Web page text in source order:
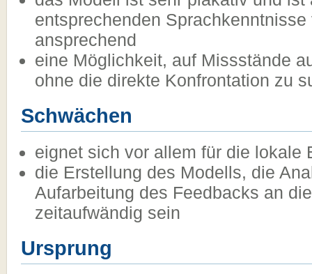
entsprechenden
ansprechend
eine Möglichkeit, auf Missstände
ohne die direkte Konfrontation zu
Schwächen
eignet sich vor allem für die lokale
die Erstellung des Modells, die
Aufarbeitung des Feedbacks an
zeitaufwändig sein
Ursprung